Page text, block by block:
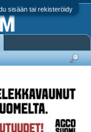
sisään tai rekisteröidy